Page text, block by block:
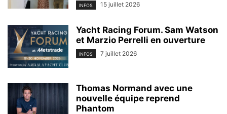
INFOS 15 juillet 2026
Yacht Racing Forum. Sam Watson
et Marzio Perrelli en ouverture
INFOS 7 juillet 2026
Thomas Normand avec une
nouvelle équipe reprend
Phantom